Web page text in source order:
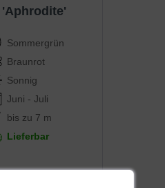
'Aphrodite'
Sommergrün
Braunrot
Sonnig
Juni - Juli
bis zu 7 m
Lieferbar